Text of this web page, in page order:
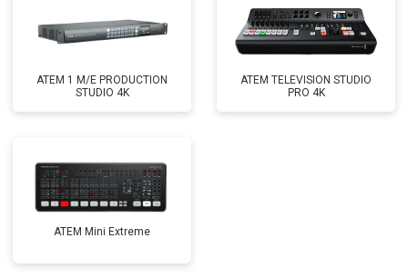
ATEM 1 M/E PRODUCTION
STUDIO 4K
ATEM TELEVISION STUDIO
PRO 4K
ATEM Mini Extreme